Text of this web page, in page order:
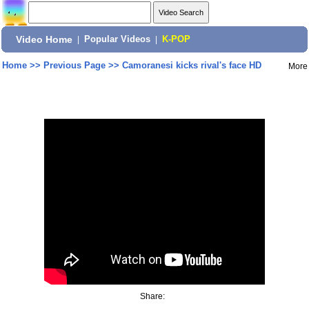
Video Home Popular Videos K-POP
Home>> Previous Page>> Camoranesi kicks rival's face HD More
Share: